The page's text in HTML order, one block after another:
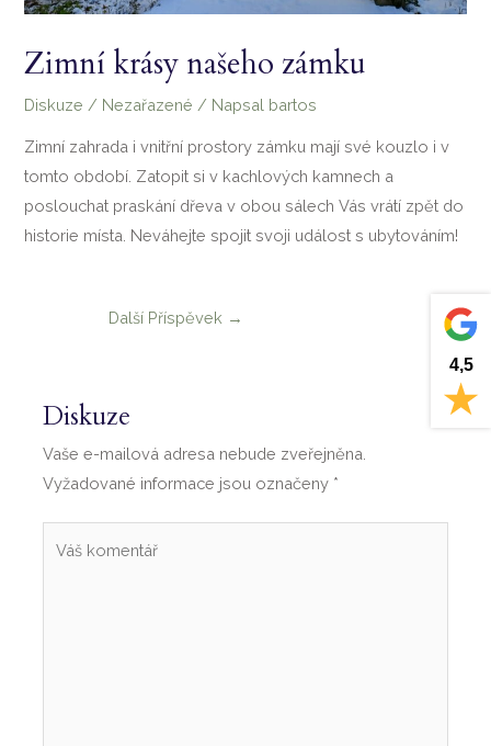
Zimní krásy našeho zámku
Diskuze / Nezařazené / Napsal bartos
Zimní zahrada i vnitřní prostory zámku mají své kouzlo i v
tomto období. Zatopit si v kachlových kamnech a
poslouchat praskání dřeva v obou sálech Vás vrátí zpět do
historie místa. Neváhejte spojit svoji událost s ubytováním!
Další Příspěvek →
Diskuze
Vaše e-mailová adresa nebude zveřejněna.
Vyžadované informace jsou označeny *
4,5